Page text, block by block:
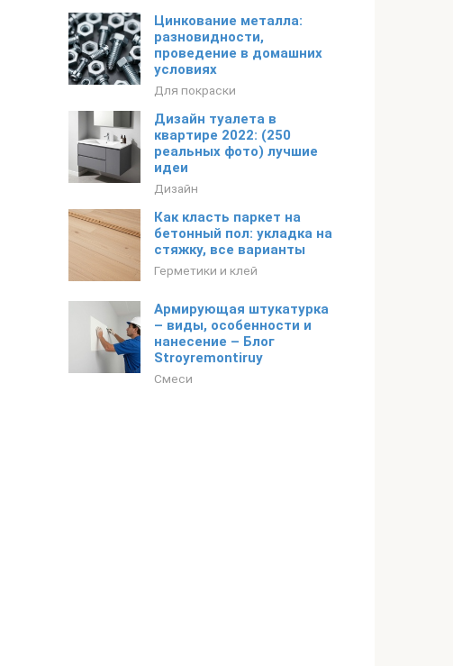
Цинкование металла:
разновидности,
проведение в домашних
условиях
Для покраски
Дизайн туалета в
квартире 2022: (250
реальных фото) лучшие
идеи
Дизайн
Как класть паркет на
бетонный пол: укладка на
стяжку, все варианты
Герметики и клей
Армирующая штукатурка
– виды, особенности и
нанесение – Блог
Stroyremontiruy
Смеси